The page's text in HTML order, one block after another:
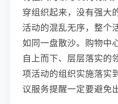
穿组织起来，没有强大
活动的混乱无序，整个
如同一盘散沙。购物中
自上而下、层层落实的
项活动的组织实施落实
议服务提醒一定要避免